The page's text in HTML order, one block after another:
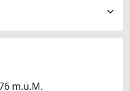
m.ü.M.